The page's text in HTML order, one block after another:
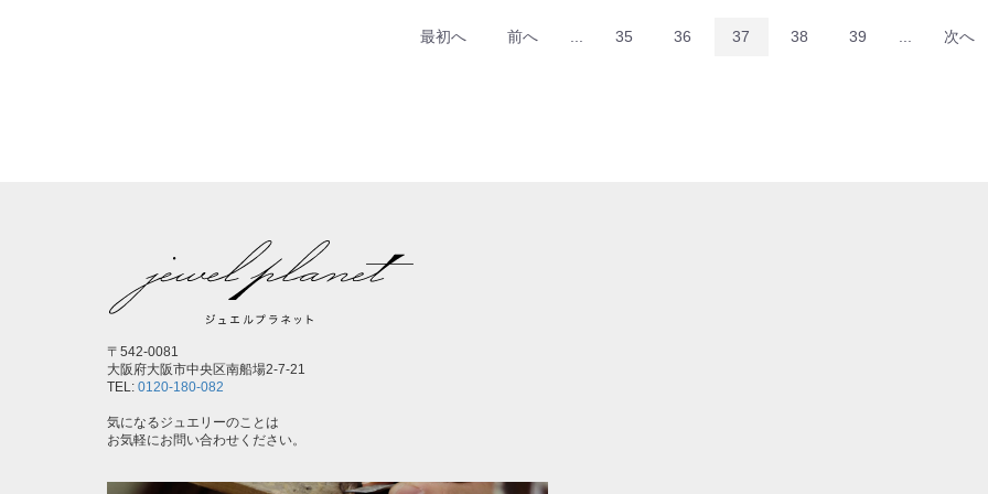
最初へ 前へ 35 36 37 38 39 次へ
〒542-0081
大阪府大阪市中央区南船場2-7-21
TEL: 0120-180-082
気になるジュエリーのことは
お気軽にお問い合わせください。